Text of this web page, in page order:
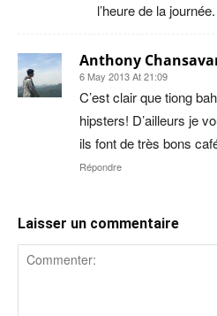
l’heure de la journée.
Anthony
6 May 2013 At 21:09
C’est clair que tiong
hipsters! D’ailleurs je
ils font de très bons
Répondre
Laisser un commentaire